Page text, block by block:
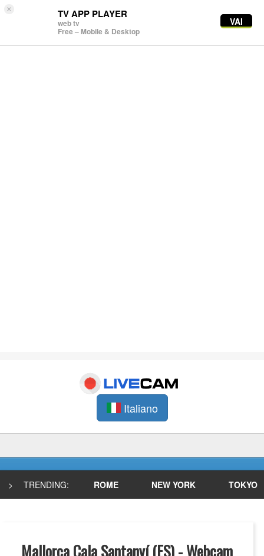
× TV APP PLAYER
web tv
Free – Mobile & Desktop
VAI
Italiano
> TRENDING: ROME NEW YORK TOKYO
Mallorca Cala Santanyí (ES) - Webcam